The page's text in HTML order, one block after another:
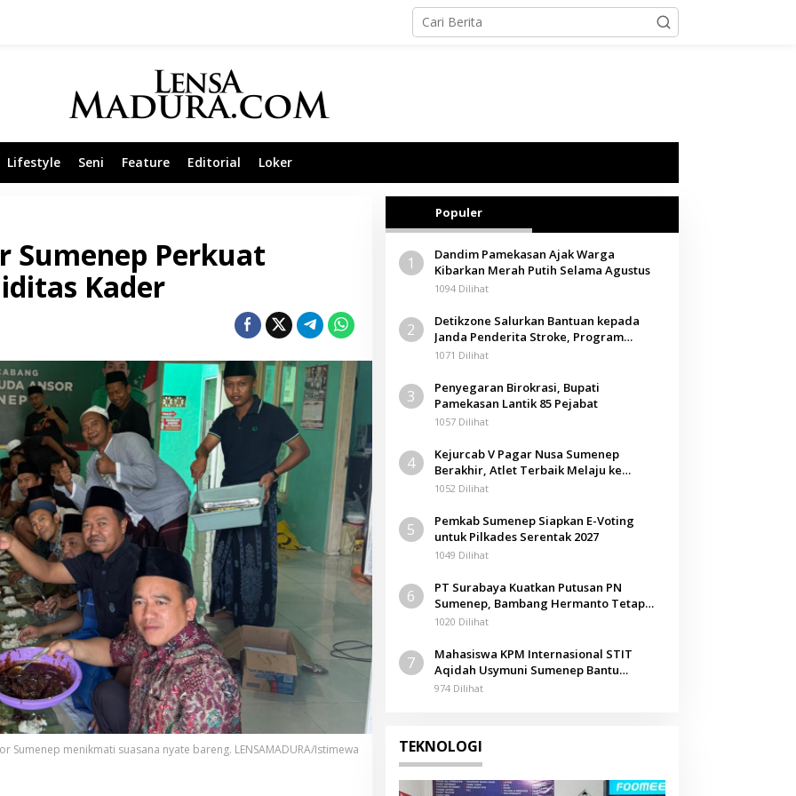
Lifestyle Seni Feature Editorial Loker
Sumenep Perkuat
Kader
Sumenep menikmati suasana nyate bareng. LENSAMADURA/Istimewa
Populer
1
Dandim Pamekasan Ajak Warga
Kibarkan Merah Putih Selama Agustus
1094 Dilihat
2
Detikzone Salurkan Bantuan kepada
Janda Penderita Stroke, Program
Berbagi Masuki Hari ke-61
1071 Dilihat
3
Penyegaran Birokrasi, Bupati
Pamekasan Lantik 85 Pejabat
1057 Dilihat
4
Kejurcab V Pagar Nusa Sumenep
Berakhir, Atlet Terbaik Melaju ke
Kejurwil Jatim
1052 Dilihat
5
Pemkab Sumenep Siapkan E-Voting
untuk Pilkades Serentak 2027
1049 Dilihat
6
PT Surabaya Kuatkan Putusan PN
Sumenep, Bambang Hermanto Tetap
Dinyatakan Pemilik Sah Tanah di
1020 Dilihat
7
Mahasiswa KPM Internasional STIT
Aqidah Usymuni Sumenep Bantu
Pengurusan Jenazah WNI di Malaysia
974 Dilihat
TEKNOLOGI